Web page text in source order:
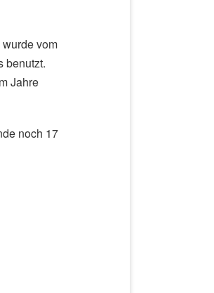
vom
benutzt.
Jahre
noch 17